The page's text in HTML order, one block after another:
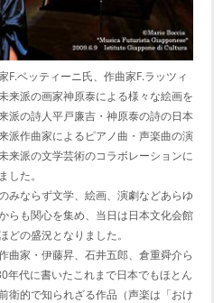
F.ベッティーニ氏、作曲家F.ラッツィ
来派の画家神原泰による様々な絵画を
派の詩人平戸廉吉・神原泰の詩の日本
派作曲家によるピアノ曲・声楽曲の演
来派の文学芸術のコラボレーションに
した。
みならず文学、絵画、演劇などあらゆ
らも関心を集め、当日は日本文化会館
の盛況となりました。
曲家・伊藤昇、石井五郎、倉重舜介ら
年代に書いたこれまで日本でもほとん
衛的で知られざる作品（声楽は「おけ